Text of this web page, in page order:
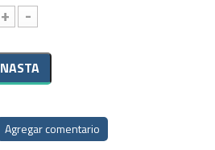
+ -
Agregar comentario